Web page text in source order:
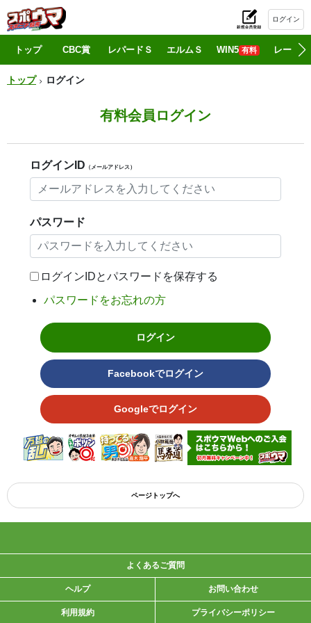
ログイン
トップ CBC賞 レパードＳ エルムＳ WIN5 有料 レース
トップ ログイン
有料会員ログイン
ログインID （メールアドレス）
パスワード
ログインIDとパスワードを保存する
パスワードをお忘れの方
ログイン
Facebookでログイン
Googleでログイン
ページトップへ
よくあるご質問
ヘルプ お問い合わせ
利用規約 プライバシーポリシー